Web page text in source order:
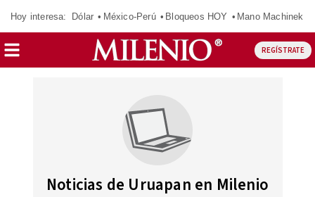
Hoy interesa: Dólar México-Perú Bloqueos HOY Mano Machinek
REGÍSTRATE
Noticias de Uruapan en Milenio